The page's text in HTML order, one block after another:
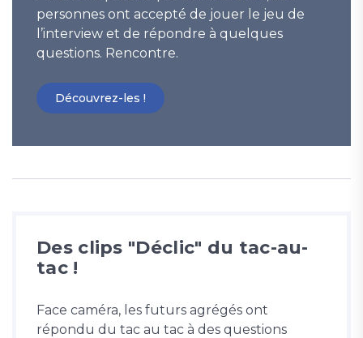
personnes ont accepté de jouer le jeu de
l’interview et de répondre à quelques
questions. Rencontre.
Découvrez-les !
Des clips "Déclic" du tac-au-
tac !
Face caméra, les futurs agrégés ont
répondu du tac au tac à des questions